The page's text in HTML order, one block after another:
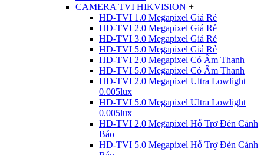
CAMERA TVI HIKVISION +
HD-TVI 1.0 Megapixel Giá Rẻ
HD-TVI 2.0 Megapixel Giá Rẻ
HD-TVI 3.0 Megapixel Giá Rẻ
HD-TVI 5.0 Megapixel Giá Rẻ
HD-TVI 2.0 Megapixel Có Âm Thanh
HD-TVI 5.0 Megapixel Có Âm Thanh
HD-TVI 2.0 Megapixel Ultra Lowlight
0.005lux
HD-TVI 5.0 Megapixel Ultra Lowlight
0.005lux
HD-TVI 2.0 Megapixel Hỗ Trợ Đèn Cảnh
Báo
HD-TVI 5.0 Megapixel Hỗ Trợ Đèn Cảnh